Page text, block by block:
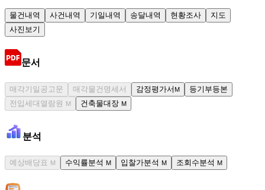
물건내역 사건내역 기일내역 송달내역 현황조사
지도
사진보기
문서
매각기일공고문 매각물건명세서 감정평가서 M
등기부등본
전입세대열람원 M 건축물대장 M
분석
예상배당표 M 수익률분석 M 입찰가분석 M 조회수분석 M